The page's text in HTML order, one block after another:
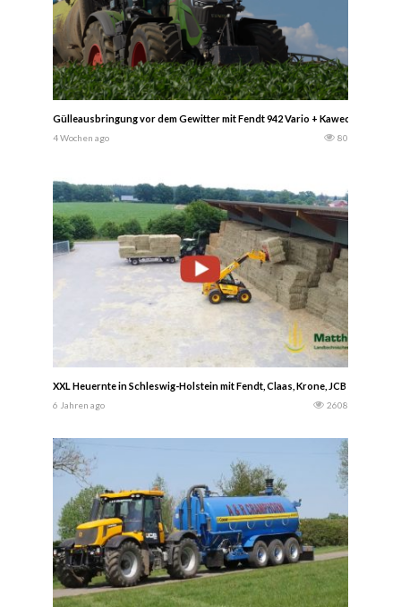
Gülleausbringung vor dem Gewitter mit Fendt 942 Vario + Kaweco Profi
4 Wochen ago 80
XXL Heuernte in Schleswig-Holstein mit Fendt, Claas, Krone, JCB und
6 Jahren ago 2608